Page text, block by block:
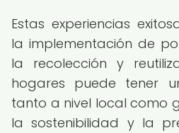
Estas experiencias
la implementación de
la recolección y
hogares puede tener
tanto a nivel local como
la sostenibilidad y la